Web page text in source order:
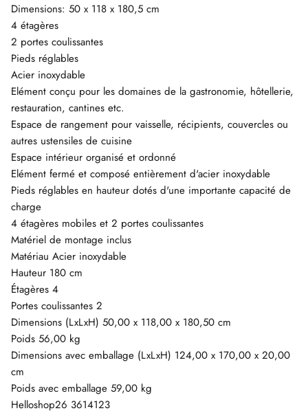
Dimensions: 50 x 118 x 180,5 cm
4 étagères
2 portes coulissantes
Pieds réglables
Acier inoxydable
Elément conçu pour les domaines de la gastronomie, hôtellerie,
restauration, cantines etc.
Espace de rangement pour vaisselle, récipients, couvercles ou
autres ustensiles de cuisine
Espace intérieur organisé et ordonné
Elément fermé et composé entièrement d'acier inoxydable
Pieds réglables en hauteur dotés d'une importante capacité de
charge
4 étagères mobiles et 2 portes coulissantes
Matériel de montage inclus
Matériau Acier inoxydable
Hauteur 180 cm
Étagères 4
Portes coulissantes 2
Dimensions (LxLxH) 50,00 x 118,00 x 180,50 cm
Poids 56,00 kg
Dimensions avec emballage (LxLxH) 124,00 x 170,00 x 20,00
cm
Poids avec emballage 59,00 kg
Helloshop26 3614123